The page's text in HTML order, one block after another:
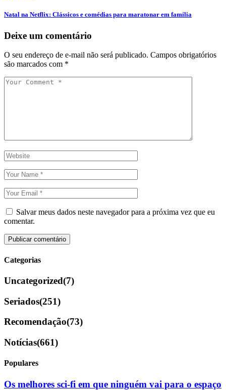
Natal na Netflix: Clássicos e comédias para maratonar em família
Deixe um comentário
O seu endereço de e-mail não será publicado. Campos obrigatórios
são marcados com *
Salvar meus dados neste navegador para a próxima vez que eu
comentar.
Categorias
Uncategorized(7)
Seriados(251)
Recomendação(73)
Notícias(661)
Populares
Os melhores sci-fi em que ninguém vai para o espaço